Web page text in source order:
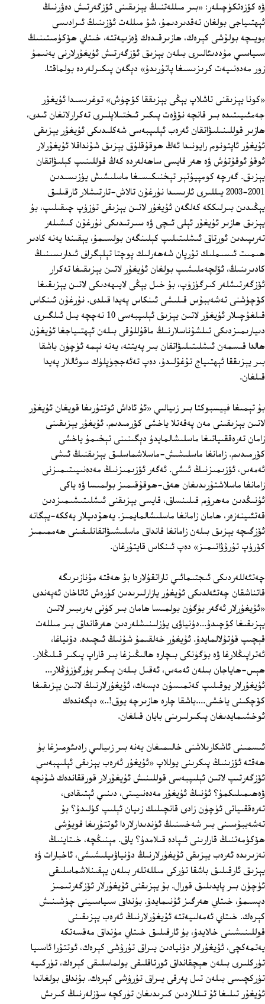
ۋە كۆزەتكۈچىلەر: «بىر مىللەتنىڭ يېزىقىنى ئۆزگەرتىش دەۋرنىڭ
ئېھتىياجى بولغان تەقدىردىمۇ، شۇ مىللەت ئۆزىنىڭ ئىرادىسى
بويىچە بولۇشى كېرەك، ھازىرقىدەك ۋەزىيەتتە، خىتاي ھۆكۈمىتىنىڭ
سىياسىي مۇددىئالىرى بىلەن يېزىق ئۆزگەرتىش ئۇيغۇرلارنى يەنىمۇ
زور مەدەنىيەت كرىزىسىغا پاتۇرىدۇ» دېگەن پىكىرلەردە بولماقتا.
«كونا يېزىقنى تاشلاپ يېڭى يېزىققا كۆچۈش» توغرىسىدا ئۇيغۇر
جەمئىيىتىدە بىر قانچە نۆۋەت پىكىر ئىختىلاپلىرى تەكرارلانغان ئىدى،
ھازىر قوللىنىلىۋاتقان ئەرەب ئېلىپبەسى شەكلىدىكى ئۇيغۇر يېزىقى
ئۇيغۇر ئاپتونوم رايونىدا ئەڭ ھوقۇقلۇق يېزىق شۇنداقلا ئۇيغۇرلار
ئوقۇ ئوقۇتۇش ۋە ھەر قايسى ساھەلەردە كەڭ قوللىنىپ كېلىۋاتقان
يېزىق. گەرچە كومپيۇتېر تېخنىكىسىغا ماسلىشىش يۈزىسىدىن
2001-2003 يىللىرى ئارىسىدا نۇرغۇن تالاش-تارتىشلار ئارقىلىق
يېڭىدىن بىرلىككە كەلگەن ئۇيغۇر لاتىن يېزىقى تۈزۈپ چىقىلىپ، بۇ
يېزىق ھازىر ئۇيغۇر ئېلى ئىچى ۋە سىرتىدىكى نۇرغۇن كىشىلەر
تەرىپىدىن ئورتاق ئىشلىتىلىپ كېلىنگەن بولسىمۇ، يېقىندا يەنە كادىر
ھىمىت ئىسىملىك تۇرپان شەھەرلىك پوچتا تېلېگراف ئىدارىسىنىڭ
كادىرىنىڭ، ئۆلچەملىشىپ بولغان ئۇيغۇر لاتىن يېزىقىغا تەكرار
ئۆزگەرتىشلەر كىرگۈزۈپ، بۇ خىل يېڭى لايىھەدىكى لاتىن يېزىقىغا
كۆچۈشنى تەشەببۇس قىلىشى ئىنكاس پەيدا قىلدى. نۇرغۇن ئىنكاس
قىلغۇچىلار ئۇيغۇر لاتىن يېزىق ئېلىپبەسى 10 نەچچە يىل ئىلگىرى
دىيارىمىزدىكى تىلشۇناسلارنىڭ ماقۇللۇقى بىلەن ئېھتىياجغا ئۇيغۇن
ھالدا قىسمەن ئىشلىتىلىۋاتقان بىر پەيتتە، يەنە نېمە ئۈچۈن باشقا
بىر يېزىققا ئېھتىياج تۇغۇلىدۇ، دەپ تەئەججۈپلۈك سوئاللار پەيدا
قىلغان.
بۇ تېمىغا فېيسبوكتا بىر زىيالىي «ئۇ ئاداش ئوتتۇرىغا قويغان ئۇيغۇر
لاتىن يېزىقىنى مەن پەقەتلا ياخشى كۆرمىدىم. ئۇيغۇر يېزىقىنى
زامان تەرەققىياتىغا ماسلىشالمايدۇ دېگىنىنى تېخىمۇ ياخشى
كۆرمىدىم. زامانغا ماسلىشىش-ماسلاشماسلىق يېزىقنىڭ ئىشى
ئەمەس، ئۆزىمىزنىڭ ئىشى. ئەگەر ئۆزىمىزنىڭ مەدەنىيىتىمىزنى
زامانغا ماسلاشتۇرىدىغان ھەق-ھوقۇقىمىز بولمىسا ۋە ياكى
ئۇنىڭدىن مەھرۇم قىلىنساق، قايسى يېزىقنى ئىشلىتىشىمىزدىن
قەتئىينەزەر، ھامان زامانغا ماسلىشالمايمىز. يەھۇدىيلار يەككە-يېگانە
ئۆزگىچە يېزىق بىلەن زامانغا قانداق ماسلىشىۋاتقانلىقىنى ھەممىمىز
كۆرۈپ تۇرۇۋاتىمىز» دەپ ئىنكاس قايتۇرغان.
چەتئەللەردىكى ئىجتىمائىي تاراتقۇلاردا بۇ ھەقتە مۇنازىرىگە
قاتناشقان چەتئەلدىكى ئۇيغۇر يازارلىرىدىن كۈرەش ئاتاخان ئەپەندى
«ئۇيغۇرلار ئەگەر بۈگۈن بولمىسا ھامان بىر كۈنى بەرىبىر لاتىن
يېزىقىغا كۆچىدۇ...دۇنياۋى يۈزلىنىشلەردىن ھەرقانداق بىر مىللەت
قېچىپ قۇتۇلالمايدۇ. ئۇيغۇر خەلقىمۇ شۇنىڭ ئىچىدە. دۇنياغا،
ئەتراپىڭلارغا ۋە بۈگۈنكى بىچارە ھالىڭىزغا بىر قاراپ پىكىر قىلىڭلار.
ھېس-ھاياجان بىلەن ئەمەس، ئەقىل بىلەن پىكىر يۈرگۈزۈڭلار...
ئۇيغۇرلار يوقىلىپ كەتمىسۇن دېسەك، ئۇيغۇرلارنىڭ لاتىن يېزىقىغا
كۆچكىنى ياخشى....باشقا چارە ھازىرچە يوق!..» دېگەندەك
ئوخشىمايدىغان پىكىرلىرىنى بايان قىلغان.
ئىسمىنى ئاشكارىلاشنى خالىمىغان يەنە بىر زىيالىي رادىئومىزغا بۇ
ھەقتە ئۆزىنىڭ پىكرىنى يوللاپ «ئۇيغۇر ئەرەب يېزىقى ئېلىپبەسى
ئۆزگەرتىپ لاتىن ئېلىپبەسى قوللىنىش ئۇيغۇرلار قورققاندەك شۇنچە
ۋەھىمىلىكمۇ؟ ئۇنىڭ ئۇيغۇر مەدەنىيىتى، دىنىي ئېتىقادى،
تەرەققىياتى ئۈچۈن زادى قانچىلىك زىيان ئېلىپ كۈلىدۇ؟ بۇ
تەشەببۇسىنى بىر شەخسنىڭ ئۈندىدارلاردا ئوتتۇرىغا قويۇشى
ھۆكۈمەتنىڭ قارارىنى ئىپادە قىلامدۇ؟ ياق. مېنىڭچە، خىتاينىڭ
نەزىرىدە ئەرەب يېزىقى ئۇيغۇرلارنىڭ دۇنياۋىيلىشىشى، ئاخبارات ۋە
يېزىق ئارقىلىق باشقا تۈركى مىللەتلەر بىلەن يېقىنلاشماسلىقى
ئۈچۈن بىر پايدىلىق قورال. بۇ يېزىقنى ئۇيغۇرلار ئۆزگەرتىمىز
دېسىمۇ، خىتاي ھەرگىز ئۇنىمايدۇ. بۇنداق سىياسىينى چۈشىنىش
كېرەك. خىتاي ئەمەلىيەتتە ئۇيغۇرلارنىڭ ئەرەب يېزىقىنى
قوللىنىشىنى خالايدۇ، بۇ ئارقىلىق خىتاي مۇنداق مەقسەتكە
يەتمەكچى، ئۇيغۇرلار دۇنيادىن يىراق تۇرۇشى كېرەك، ئوتتۇرا ئاسىيا
تۈركلىرى بىلەن ھېچقانداق ئورتاقلىقى بولماسلىقى كېرەك، تۈركىيە
تۈركچىسى بىلەن تىل پەرقى يىراق تۇرۇشى كېرەك. بۇنداق بولغاندا
ئۇيغۇر تىلىغا ئۇ تىللاردىن كىرىدىغان تۈركچە سۆزلەرنىڭ كىرىش